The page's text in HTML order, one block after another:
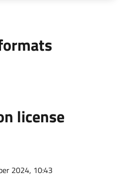
license
2024, 10:43